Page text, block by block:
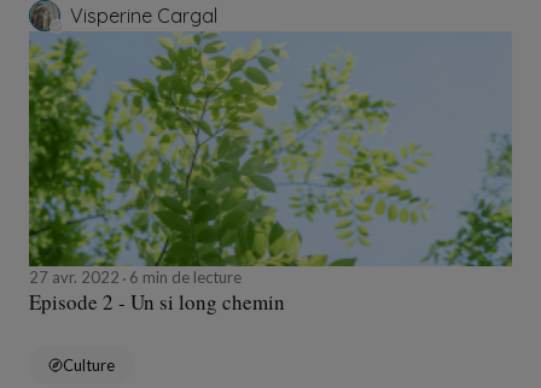
Visperine Cargal
27 avr. 2022 6 min de lecture
Episode 2 - Un si long chemin
Culture